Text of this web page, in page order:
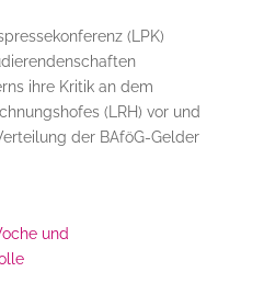
(LPK)
ihre Kritik an dem
(LRH) vor und
der BAföG-Gelder